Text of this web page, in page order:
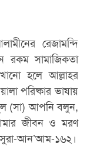
রেজামন্দি
রকম সামাজিকতা
হলে আল্লাহর
পরিষ্কার ভাষায়
(সা) আপনি বলুন,
জীবন ও মরণ
সুরা-আন’আম-১৬২।